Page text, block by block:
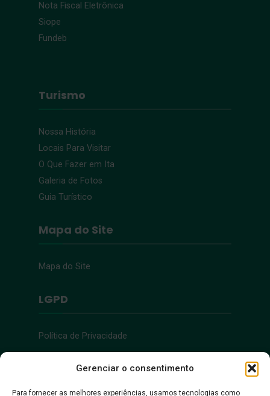
Gerenciar o consentimento
Para fornecer as melhores experiências, usamos tecnologias como
Nota Fiscal Eletrônica
Siope
Fundeb
Turismo
Nossa História
Locais Para Visitar
O Que Fazer em Ita
Galeria de Fotos
Guia Turístico
Mapa do Site
Mapa do Site
LGPD
Política de Privacidade
Acessibilidade